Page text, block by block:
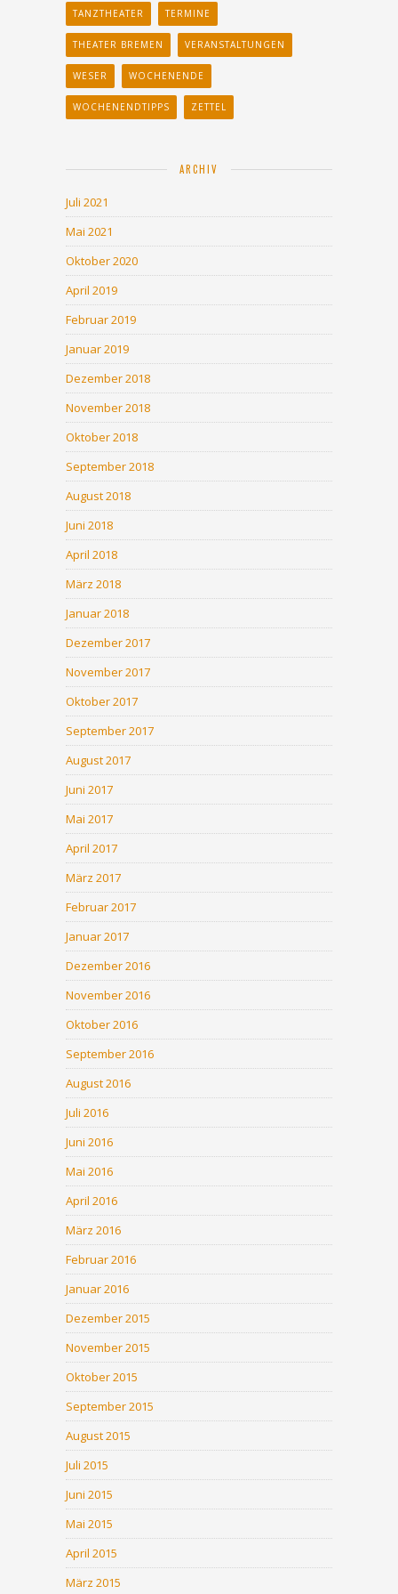
TANZTHEATER TERMINE
THEATER BREMEN VERANSTALTUNGEN
WESER WOCHENENDE
WOCHENENDTIPPS ZETTEL
ARCHIV
Juli 2021
Mai 2021
Oktober 2020
April 2019
Februar 2019
Januar 2019
Dezember 2018
November 2018
Oktober 2018
September 2018
August 2018
Juni 2018
April 2018
März 2018
Januar 2018
Dezember 2017
November 2017
Oktober 2017
September 2017
August 2017
Juni 2017
Mai 2017
April 2017
März 2017
Februar 2017
Januar 2017
Dezember 2016
November 2016
Oktober 2016
September 2016
August 2016
Juli 2016
Juni 2016
Mai 2016
April 2016
März 2016
Februar 2016
Januar 2016
Dezember 2015
November 2015
Oktober 2015
September 2015
August 2015
Juli 2015
Juni 2015
Mai 2015
April 2015
März 2015